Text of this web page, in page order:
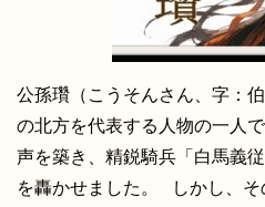
公孫瓚（こうそんさん、字：
の北方を代表する人物の一人
声を築き、精鋭騎兵「白馬義
を轟かせました。 しかし、そ